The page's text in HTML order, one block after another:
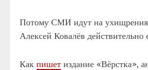
Потому СМИ идут на ухищрения:
Алексей Ковалёв
Как пишет издание «Вёрстка»,